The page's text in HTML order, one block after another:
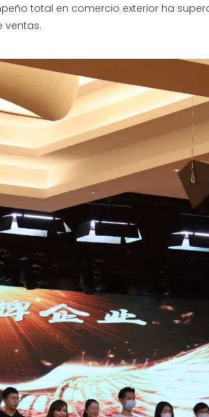
total en comercio exterior ha
ventas.